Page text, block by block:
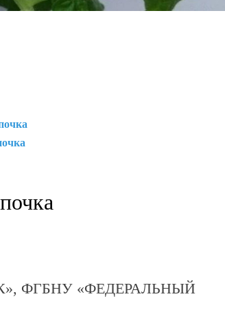
очка
очка
ФГБНУ «ФЕДЕРАЛЬНЫЙ